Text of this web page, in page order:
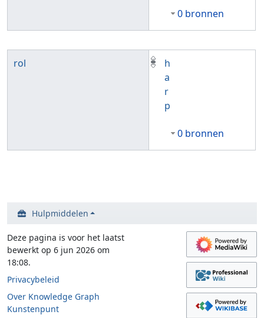
0 bronnen
rol
h
a
r
p
0 bronnen
Hulpmiddelen
Deze pagina is voor het laatst
bewerkt op 6 jun 2026 om
18:08.
Privacybeleid
Over Knowledge Graph
Kunstenpunt